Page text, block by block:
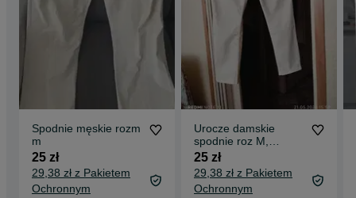
Spodnie męskie rozm
m
25 zł
29,38 zł z Pakietem
Ochronnym
Urocze damskie
spodnie roz M,
kupione 7mies temu
25 zł
29,38 zł z Pakietem
Ochronnym